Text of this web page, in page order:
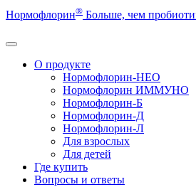
Нормофлорин® Больше, чем
О продукте
Нормофлорин-НЕО
Нормофлорин ИММУНО
Нормофлорин-Б
Нормофлорин-Д
Нормофлорин-Л
Для взрослых
Для детей
Где купить
Вопросы и ответы